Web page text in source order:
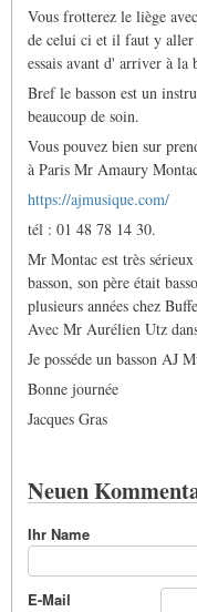
Vous frotterez le liège
de celui ci et il faut y aller
essais avant d' arriver à la
Bref le basson est un
beaucoup de soin.
Vous pouvez bien sur
à Paris Mr Amaury
https://ajmusique.com/
tél : 01 48 78 14 30.
Mr Montac est très
basson, son père était
plusieurs années chez
Avec Mr Aurélien Utz
Je posséde un basson AJ
Bonne journée
Jacques Gras
Neuen
Ihr Name
E-Mail